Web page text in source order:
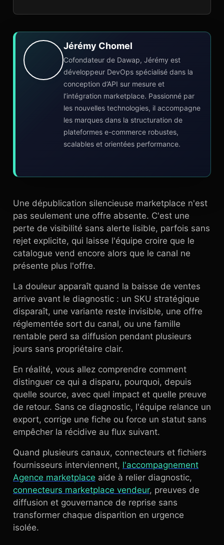
Jérémy Chomel
Cofondateur de Dawap, Jérémy est
développeur DevOps spécialisé dans la
conception d’API sur mesure et
l’intégration marketplace. Passionné par
les nouvelles technologies, il accompagne
les marques dans la structuration de
plateformes e-commerce robustes,
scalables et orientées performance.
Une dépublication silencieuse marketplace n'est
pas seulement une offre absente. C'est une
perte de visibilité sans alerte lisible, parfois sans
rejet explicite, qui laisse l'équipe croire que le
catalogue vend encore alors que le canal ne
présente plus l'offre.
La douleur apparaît quand la baisse de ventes
arrive avant le diagnostic : un SKU stratégique
disparaît, une variante reste invisible, une offre
réglementée sort du canal, ou une famille
rentable perd sa diffusion pendant plusieurs
jours sans propriétaire clair.
En réalité, vous allez comprendre comment
distinguer ce qui a disparu, pourquoi, depuis
quelle source, avec quel impact et quelle preuve
de retour. Sans ce diagnostic, l'équipe relance un
export, corrige une fiche ou force un statut sans
empêcher la récidive au flux suivant.
Quand plusieurs canaux, connecteurs et fichiers
fournisseurs interviennent, l'accompagnement
Agence marketplace aide à relier diagnostic,
connecteurs marketplace vendeur, preuves de
diffusion et gouvernance de reprise sans
transformer chaque disparition en urgence
isolée.